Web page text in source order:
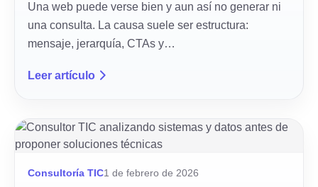
Una web puede verse bien y aun así no generar ni
una consulta. La causa suele ser estructura:
mensaje, jerarquía, CTAs y…
Leer artículo
Consultoría TIC1 de febrero de 2026